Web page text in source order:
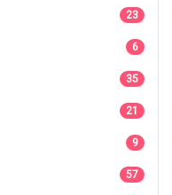
23
6
35
21
9
57